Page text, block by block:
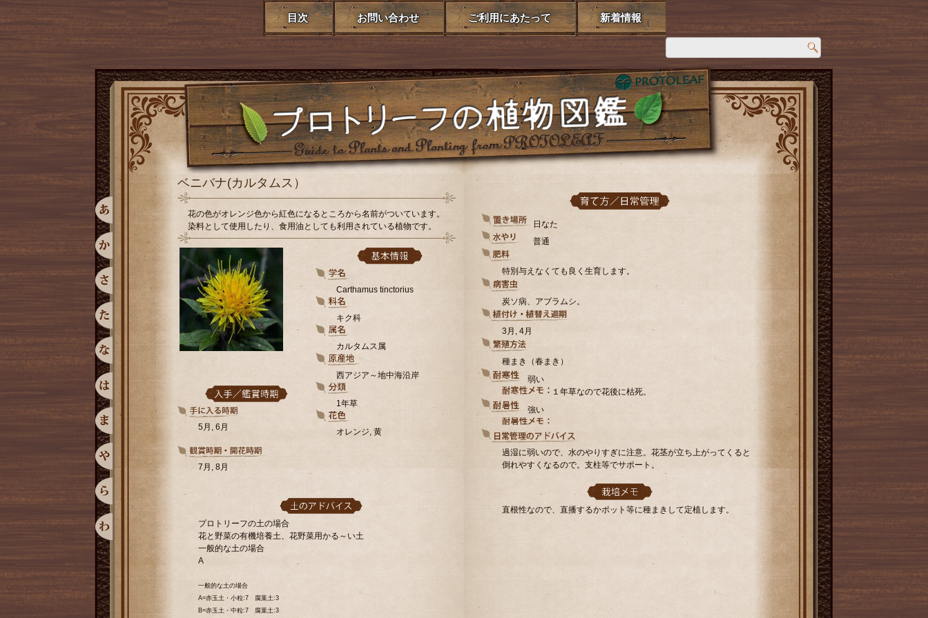
目次 お問い合わせ ご利用にあたって 新着情報
ベニバナ(カルタムス）
花の色がオレンジ色から紅色になるところから名前がついています。
染料として使用したり、食用油としても利用されている植物です。
日なた
普通
特別与えなくても良く生育します。
炭ソ病、アブラムシ。
3月, 4月
種まき（春まき）
弱い
１年草なので花後に枯死。
強い
過湿に弱いので、水のやりすぎに注意。花茎が立ち上がってくると
倒れやすくなるので。支柱等でサポート。
直根性なので、直播するかポット等に種まきして定植します。
Carthamus tinctorius
キク科
カルタムス属
西アジア～地中海沿岸
1年草
オレンジ, 黄
5月, 6月
7月, 8月
プロトリーフの土の場合
花と野菜の有機培養土、花野菜用かる～い土
一般的な土の場合
A
一般的な土の場合
A=赤玉土・小粒:7 腐葉土:3
B=赤玉土・中粒:7 腐葉土:3